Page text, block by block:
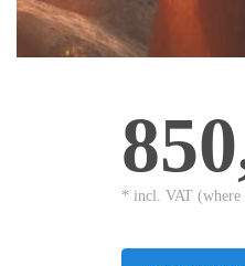
* incl. VAT (where